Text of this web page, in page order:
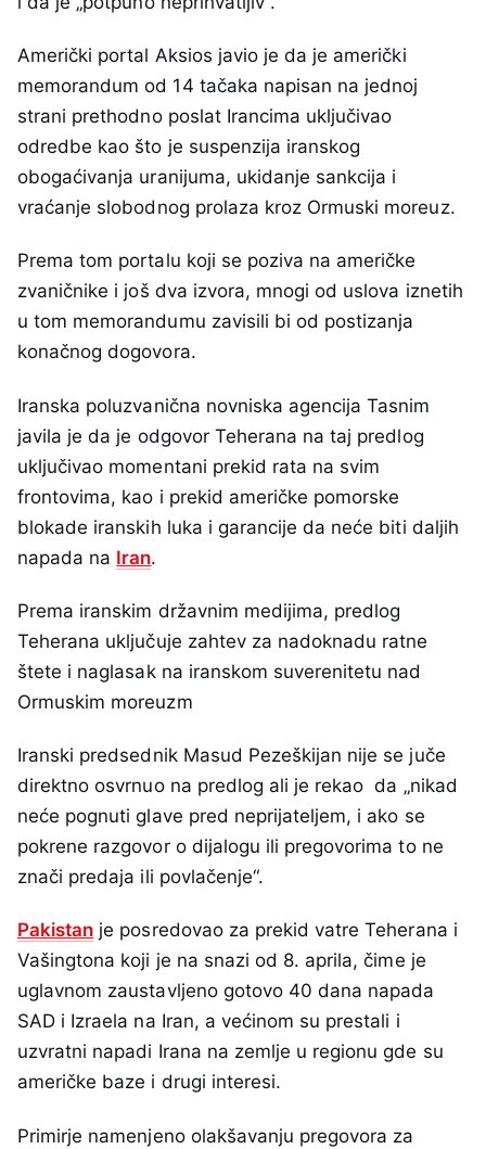
Američki portal Aksios javio je da je američki
memorandum od 14 tačaka napisan na jednoj
strani prethodno poslat Irancima uključivao
odredbe kao što je suspenzija iranskog
obogaćivanja uranijuma, ukidanje sankcija i
vraćanje slobodnog prolaza kroz Ormuski moreuz.
Prema tom portalu koji se poziva na američke
zvaničnike i još dva izvora, mnogi od uslova iznetih
u tom memorandumu zavisili bi od postizanja
konačnog dogovora.
Iranska poluzvanična novniska agencija Tasnim
javila je da je odgovor Teherana na taj predlog
uključivao momentani prekid rata na svim
frontovima, kao i prekid američke pomorske
blokade iranskih luka i garancije da neće biti daljih
napada na Iran.
Prema iranskim državnim medijima, predlog
Teherana uključuje zahtev za nadoknadu ratne
štete i naglasak na iranskom suverenitetu nad
Ormuskim moreuzm
Iranski predsednik Masud Pezeškijan nije se juče
direktno osvrnuo na predlog ali je rekao da „nikad
neće pognuti glave pred neprijateljem, i ako se
pokrene razgovor o dijalogu ili pregovorima to ne
znači predaja ili povlačenje“.
Pakistan je posredovao za prekid vatre Teherana i
Vašingtona koji je na snazi od 8. aprila, čime je
uglavnom zaustavljeno gotovo 40 dana napada
SAD i Izraela na Iran, a većinom su prestali i
uzvratni napadi Irana na zemlje u regionu gde su
američke baze i drugi interesi.
Primirje namenjeno olakšavanju pregovora za